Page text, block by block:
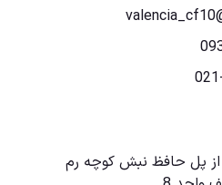
از پل حافظ نبش کوچه رم